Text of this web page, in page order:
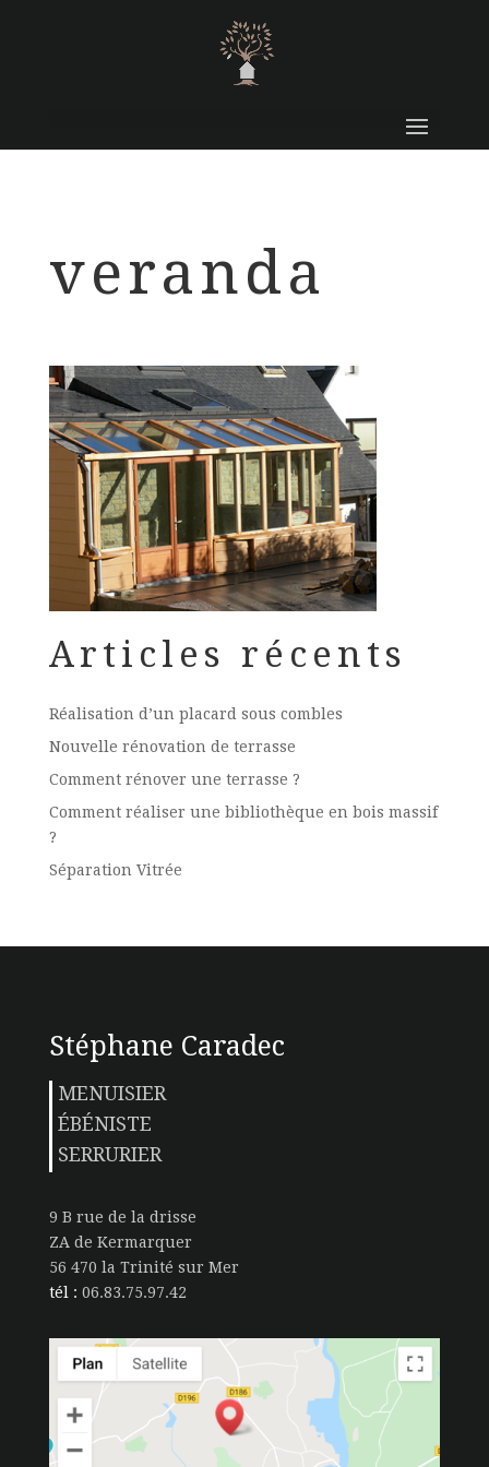
veranda
Articles récents
Réalisation d’un placard sous combles
Nouvelle rénovation de terrasse
Comment rénover une terrasse ?
Comment réaliser une bibliothèque en bois massif
?
Séparation Vitrée
Stéphane Caradec
MENUISIER
ÉBÉNISTE
SERRURIER
9 B rue de la drisse
ZA de Kermarquer
56 470 la Trinité sur Mer
tél : 06.83.75.97.42